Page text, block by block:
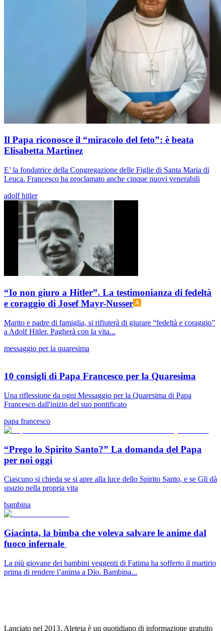
Il Papa riconosce il “miracolo del feto”: è beata
Elisabetta Martinez
E’ la fondatrice della Congregazione delle Figlie di Santa Maria di
Leuca. Francesco ha proclamato anche cinque nuovi venerabili
adolf hitler
“Io non giuro a Hitler”. La testimonianza di fedeltà
e coraggio di Josef Mayr-Nusser
Marito e padre di famiglia, si rifiuterà di giurare “fedeltà e coraggio”
a Adolf Hitler. Pagherà con la vita...
messaggio per la quaresima
10 consigli di Papa Francesco per la Quaresima
Una riflessione da ogni Messaggio per la Quaresima di Papa
Francesco dall'inizio del suo pontificato
papa francesco
“Prego lo Spirito Santo?” La domanda del Papa
per noi oggi
Ciascuno si chieda se si apre alla luce dello Spirito Santo, e se Gli dà
spazio nella propria vita
bambina
Giacinta, la bimba che voleva salvare le anime dal
fuoco infernale
La più giovane dei bambini veggenti di Fatima ha sofferto il martirio
prima di rendere l’anima a Dio. Bambina...
Lanciato nel 2013, Aleteia è un quotidiano di informazione gratuito